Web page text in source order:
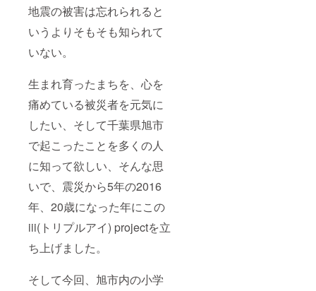
地震の被害は忘れられると
いうよりそもそも知られて
いない。
生まれ育ったまちを、心を
痛めている被災者を元気に
したい、そして千葉県旭市
で起こったことを多くの人
に知って欲しい、そんな思
いで、震災から5年の2016
年、20歳になった年にこの
iii(トリプルアイ) projectを立
ち上げました。
そして今回、旭市内の小学